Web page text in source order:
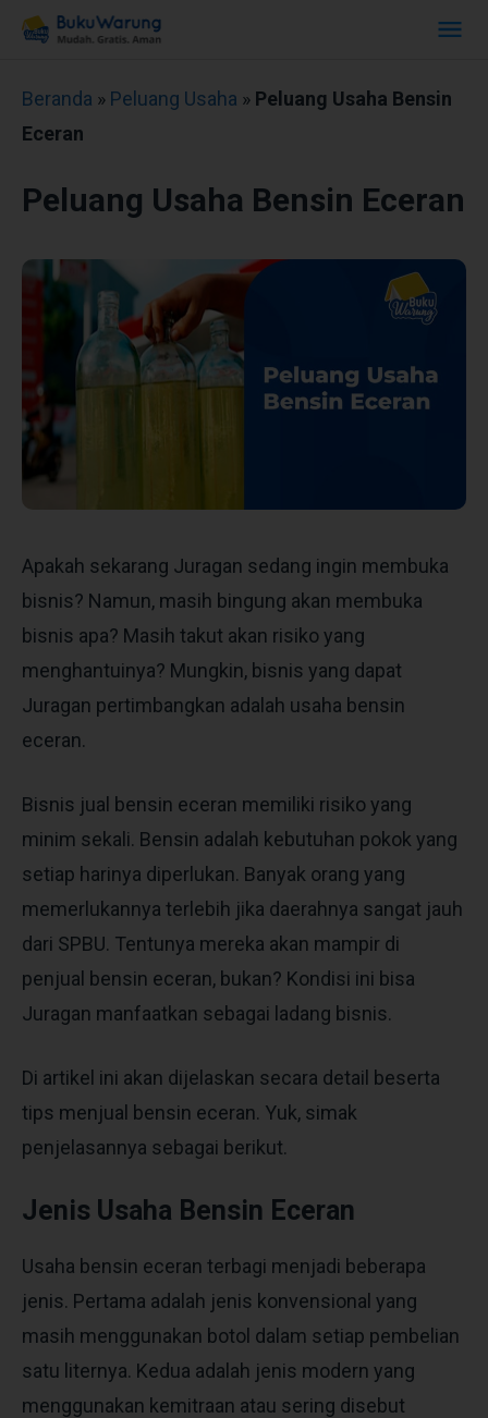
Beranda » Peluang Usaha » Peluang Usaha Bensin
Eceran
Peluang Usaha Bensin Eceran
Apakah sekarang Juragan sedang ingin membuka
bisnis? Namun, masih bingung akan membuka
bisnis apa? Masih takut akan risiko yang
menghantuinya? Mungkin, bisnis yang dapat
Juragan pertimbangkan adalah usaha bensin
eceran.
Bisnis jual bensin eceran memiliki risiko yang
minim sekali. Bensin adalah kebutuhan pokok yang
setiap harinya diperlukan. Banyak orang yang
memerlukannya terlebih jika daerahnya sangat jauh
dari SPBU. Tentunya mereka akan mampir di
penjual bensin eceran, bukan? Kondisi ini bisa
Juragan manfaatkan sebagai ladang bisnis.
Di artikel ini akan dijelaskan secara detail beserta
tips menjual bensin eceran. Yuk, simak
penjelasannya sebagai berikut.
Jenis Usaha Bensin Eceran
Usaha bensin eceran terbagi menjadi beberapa
jenis. Pertama adalah jenis konvensional yang
masih menggunakan botol dalam setiap pembelian
satu liternya. Kedua adalah jenis modern yang
menggunakan kemitraan atau sering disebut